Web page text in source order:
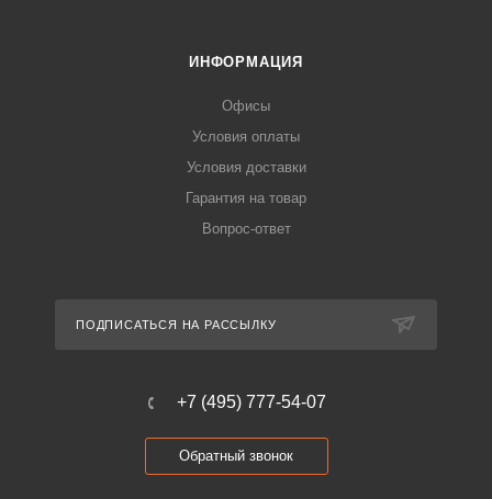
ИНФОРМАЦИЯ
Офисы
Условия оплаты
Условия доставки
Гарантия на товар
Вопрос-ответ
ПОДПИСАТЬСЯ НА РАССЫЛКУ
+7 (495) 777-54-07
Обратный звонок